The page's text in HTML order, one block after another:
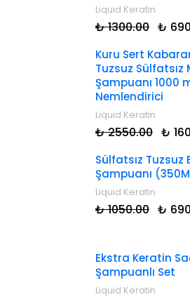
Liquid Keratin
₺ 1300.00 ₺
Kuru Sert
Tuzsuz Sülfatsız
Şampuanı 1000
Nemlendirici
Liquid Keratin
₺ 2550.00 ₺
Sülfatsız Tuzsuz
Şampuanı
Liquid Keratin
₺ 1050.00 ₺
Ekstra Keratin
Şampuanlı Set
Liquid Keratin